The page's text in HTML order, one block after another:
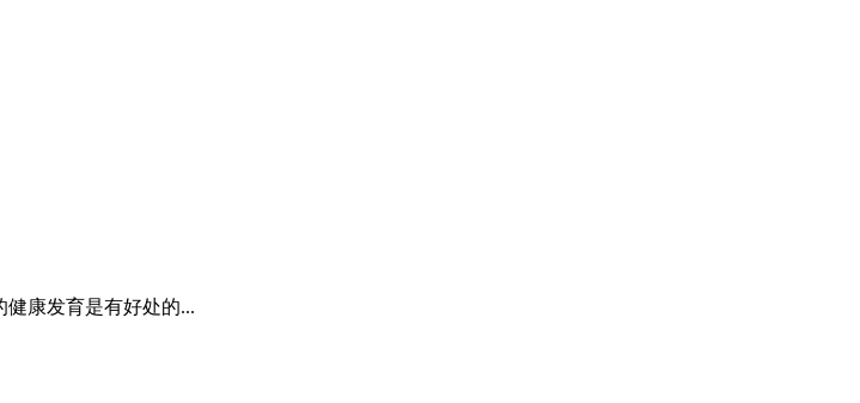
康发育是有好处的...